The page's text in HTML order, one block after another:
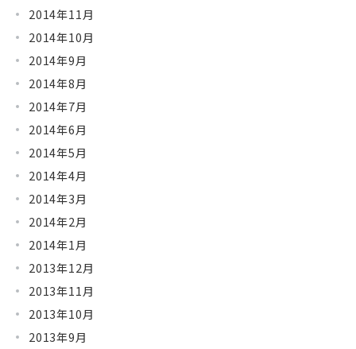
2014年11月
2014年10月
2014年9月
2014年8月
2014年7月
2014年6月
2014年5月
2014年4月
2014年3月
2014年2月
2014年1月
2013年12月
2013年11月
2013年10月
2013年9月